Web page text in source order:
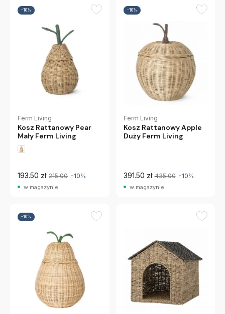
-10%
Ferm Living
Kosz Rattanowy Pear
Mały Ferm Living
193.50 zł 215.00 -10%
w magazynie
-10%
Ferm Living
Kosz Rattanowy Apple
Duży Ferm Living
391.50 zł 435.00 -10%
w magazynie
-10%